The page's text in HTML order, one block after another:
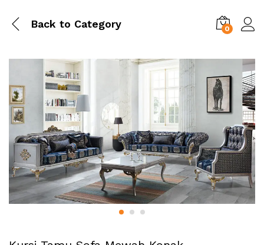
Back to Category 0